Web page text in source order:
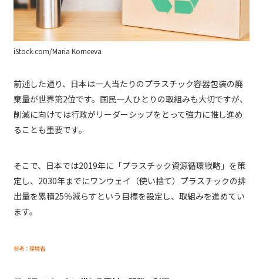
iStock.com/Maria Korneeva
前述した通り、日本は一人当たりのプラスチック容器包装の廃
棄量が世界第2位です。国民一人ひとりの取組みも大切ですが、
削減に向けては行政がリーダーシップをとって強力に推し進め
ることも重要です。
そこで、日本では2019年に「プラスチック資源循環戦略」を策
定し、2030年までにワンウェイ（使い捨て）プラスチックの排
出量を累積25％減らすという目標を設定し、取組みを進めてい
ます。
参考：環境省